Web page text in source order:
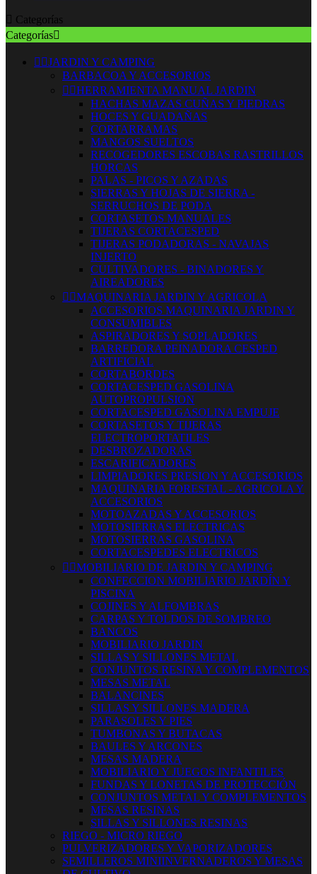
 Categorías
Categorías
 JARDIN Y CAMPING
BARBACOA Y ACCESORIOS
 HERRAMIENTA MANUAL JARDIN
HACHAS MAZAS CUÑAS Y PIEDRAS
HOCES Y GUADAÑAS
CORTARRAMAS
MANGOS SUELTOS
RECOGEDORES ESCOBAS RASTRILLOS
HORCAS
PALAS - PICOS Y AZADAS
SIERRAS Y HOJAS DE SIERRA -
SERRUCHOS DE PODA
CORTASETOS MANUALES
TIJERAS CORTACESPED
TIJERAS PODADORAS - NAVAJAS
INJERTO
CULTIVADORES - BINADORES Y
AIREADORES
 MAQUINARIA JARDIN Y AGRICOLA
ACCESORIOS MAQUINARIA JARDIN Y
CONSUMIBLES
ASPIRADORES Y SOPLADORES
BARREDORA PEINADORA CESPED
ARTIFICIAL
CORTABORDES
CORTACESPED GASOLINA
AUTOPROPULSION
CORTACESPED GASOLINA EMPUJE
CORTASETOS Y TIJERAS
ELECTROPORTATILES
DESBROZADORAS
ESCARIFICADORES
LIMPIADORES PRESION Y ACCESORIOS
MAQUINARIA FORESTAL - AGRICOLA Y
ACCESORIOS
MOTOAZADAS Y ACCESORIOS
MOTOSIERRAS ELECTRICAS
MOTOSIERRAS GASOLINA
CORTACESPEDES ELECTRICOS
 MOBILIARIO DE JARDIN Y CAMPING
CONFECCION MOBILIARIO JARDÍN Y
PISCINA
COJINES Y ALFOMBRAS
CARPAS Y TOLDOS DE SOMBREO
BANCOS
MOBILIARIO JARDIN
SILLAS Y SILLONES METAL
CONJUNTOS RESINA Y COMPLEMENTOS
MESAS METAL
BALANCINES
SILLAS Y SILLONES MADERA
PARASOLES Y PIES
TUMBONAS Y BUTACAS
BAULES Y ARCONES
MESAS MADERA
MOBILIARIO Y JUEGOS INFANTILES
FUNDAS Y LONETAS DE PROTECCIÓN
CONJUNTOS METAL Y COMPLEMENTOS
MESAS RESINAS
SILLAS Y SILLONES RESINAS
RIEGO - MICRO RIEGO
PULVERIZADORES Y VAPORIZADORES
SEMILLEROS MINIINVERNADEROS Y MESAS